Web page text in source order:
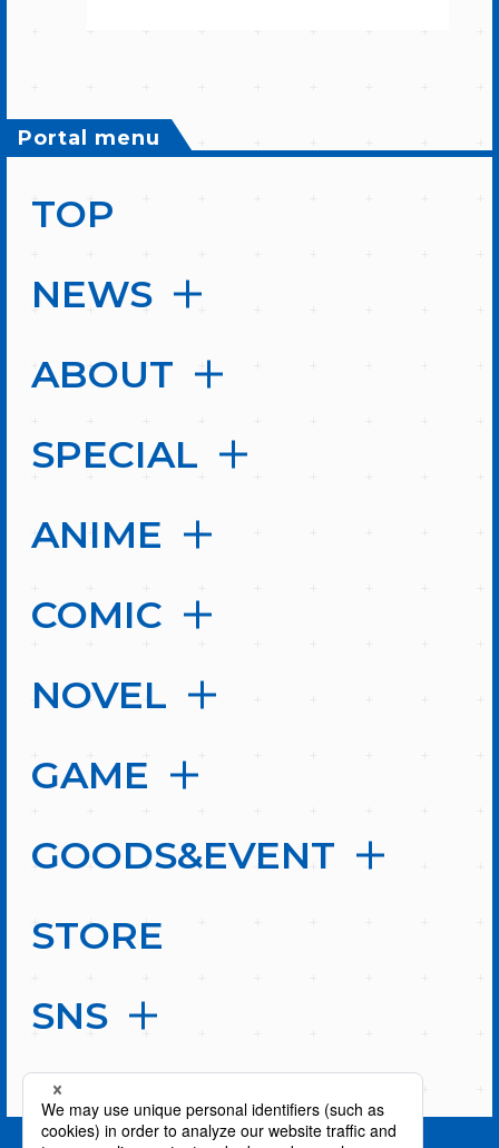
Portal menu
TOP
NEWS
ABOUT
SPECIAL
ANIME
COMIC
NOVEL
GAME
GOODS&EVENT
STORE
SNS